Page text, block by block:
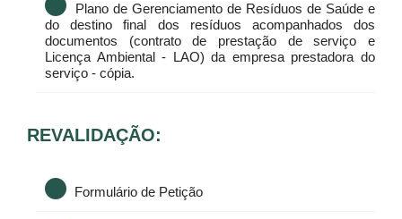
Plano de Gerenciamento de Resíduos de Saúde e
do destino final dos resíduos acompanhados dos
documentos (contrato de prestação de serviço e
Licença Ambiental - LAO) da empresa prestadora do
serviço - cópia.
REVALIDAÇÃO:
Formulário de Petição